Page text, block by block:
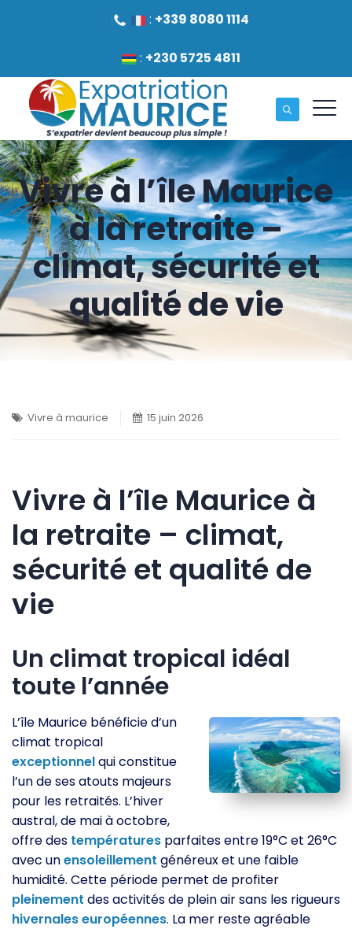
: +339 8080 1114
: +230 5725 4811
Vivre à l’île Maurice
à la retraite –
climat, sécurité et
qualité de vie
Vivre à maurice 15 juin 2026
Vivre à l’île Maurice à
la retraite – climat,
sécurité et qualité de
vie
Un climat tropical idéal
toute l’année
L’île Maurice bénéficie d’un
climat tropical
exceptionnelqui constitue
l’un de ses atouts majeurs
pour les retraités. L’hiver
austral, de mai à octobre,
offre des températures parfaites entre 19°C et 26°C
avec unensoleillement généreux et une faible
humidité. Cette période permet de profiter
pleinement des activités de plein air sans les rigueurs
hivernaleseuropéennes. La mer reste agréable